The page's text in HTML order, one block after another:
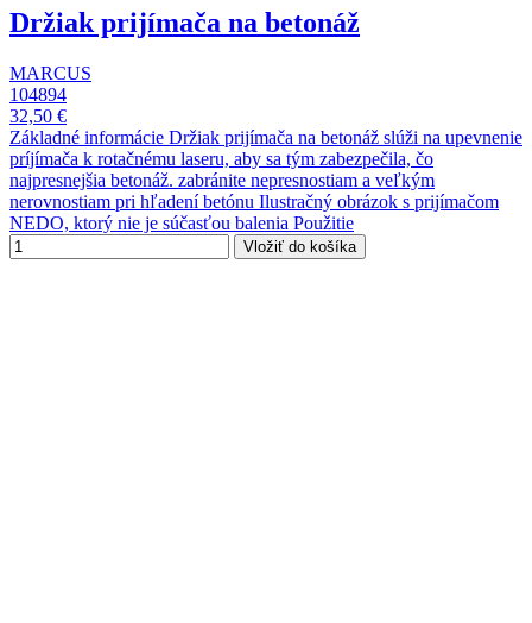
Držiak prijímača na betonáž
MARCUS
104894
32,50 €
Základné informácie Držiak prijímača na betonáž slúži na upevnenie
príjímača k rotačnému laseru, aby sa tým zabezpečila, čo
najpresnejšia betonáž. zabránite nepresnostiam a veľkým
nerovnostiam pri hľadení betónu Ilustračný obrázok s prijímačom
NEDO, ktorý nie je súčasťou balenia Použitie
Vložiť do košíka